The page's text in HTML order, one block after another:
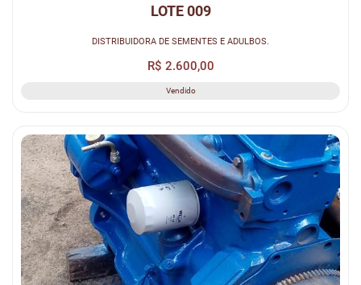
LOTE 009
DISTRIBUIDORA DE SEMENTES E ADULBOS.
R$ 2.600,00
Vendido